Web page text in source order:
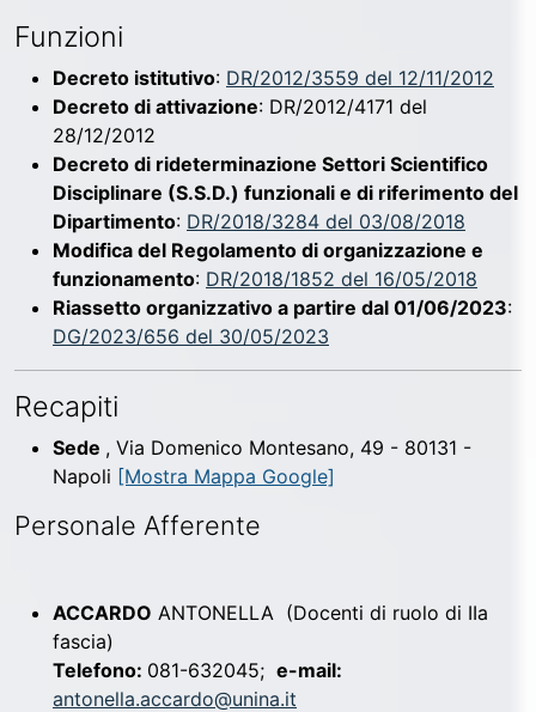
Funzioni
Decreto istitutivo: DR/2012/3559 del 12/11/2012
Decreto di attivazione: DR/2012/4171 del
28/12/2012
Decreto di rideterminazione Settori Scientifico
Disciplinare (S.S.D.) funzionali e di riferimento del
Dipartimento: DR/2018/3284 del 03/08/2018
Modifica del Regolamento di organizzazione e
funzionamento: DR/2018/1852 del 16/05/2018
Riassetto organizzativo a partire dal 01/06/2023:
DG/2023/656 del 30/05/2023
Recapiti
Sede , Via Domenico Montesano, 49 - 80131 -
Napoli [Mostra Mappa Google]
Personale Afferente
ACCARDO ANTONELLA (Docenti di ruolo di IIa
fascia)
Telefono: 081-632045; e-mail:
antonella.accardo@unina.it